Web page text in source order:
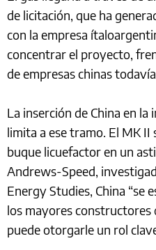
de licitación, que ha
con la empresa
concentrar el proyecto,
de empresas chinas
La inserción de China en
limita a ese tramo. El MK
buque licuefactor en un
Andrews-Speed,
Energy Studies, China “se
los mayores constructores
puede otorgarle un rol